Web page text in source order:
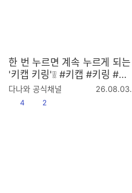
한 번 누르면 계속 누르게 되는
'키캡 키링'❕❕ #키캡 #키링 #키
링추천 #키캡키링 #클리커 #
클릭커 #keycap #keyring #
다나와 공식채널
작
26.08.03.
공감
4 댓글수
2